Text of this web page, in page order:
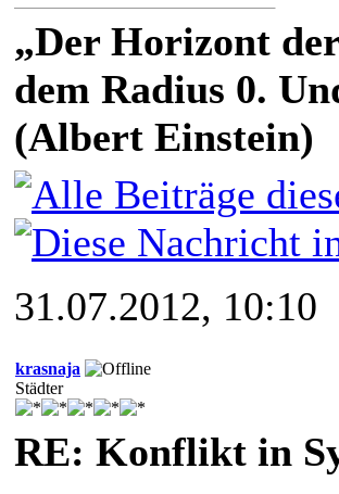
„Der Horizont
dem Radius 0.
(Albert Einstein)
31.07.2012, 10:10
krasnaja
Städter
RE: Konflikt in